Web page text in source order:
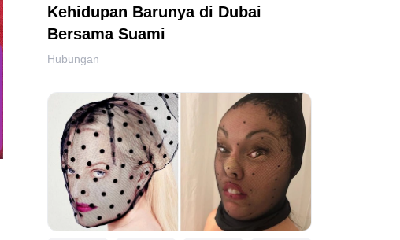
Kehidupan Barunya di Dubai
Bersama Suami
Hubungan